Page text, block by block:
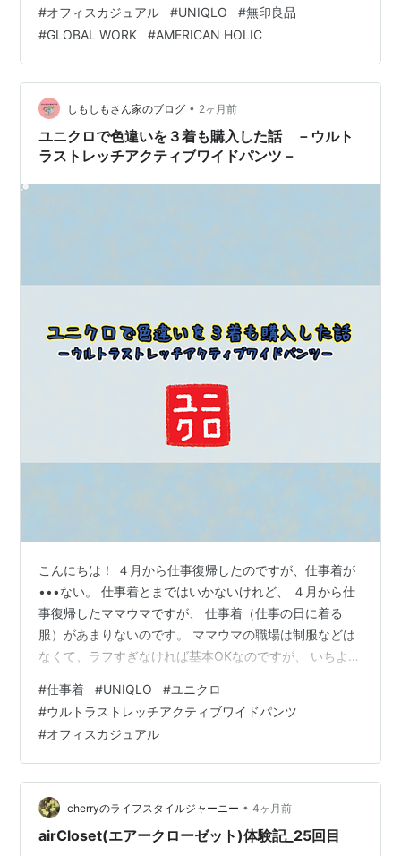
ち、昔と同じ（程度の）服を買おうとすると、バカ高く
て手が出ない。 ではカジュアルになって楽になったかと
言うと、金銭的には楽になったが、何を買ってどう着る
か、とっても難しくなった。定番はUNIQLOなんだろう
が、なんだかんだ、UNIQLOでは家用のTシャツとサング
ラス位しか買わないなあ…無印良品もよ…
#オフィスカジュアル #UNIQLO #無印良品
#GLOBAL WORK #AMERICAN HOLIC
しもしもさん家のブログ • 2ヶ月前
ユニクロで色違いを３着も購入した話 －ウルト
ラストレッチアクティブワイドパンツ－
こんにちは！ ４月から仕事復帰したのですが、仕事着が
•••ない。 仕事着とまではいかないけれど、 ４月から仕
事復帰したママウマですが、 仕事着（仕事の日に着る
服）があまりないのです。 ママウマの職場は制服などは
なくて、ラフすぎなければ基本OKなのですが、 いちよ
服装だけでも仕事できる感じに見せたいママウマなので
す（笑） まぁ今の仕事ももう何年か続けてるので、 仕事
着が全くないわけではないですが、 まず、長男ヘビを産
んでから、授乳で減量に成功し、 ありがたいことにまだ
リバウンドをしてないので、 妊娠前とは体形がだいぶ変
わりました！(=ﾟωﾟ)…
#仕事着 #UNIQLO #ユニクロ
#ウルトラストレッチアクティブワイドパンツ
#オフィスカジュアル
cherryのライフスタイルジャーニー • 4ヶ月前
airCloset(エアークローゼット)体験記_25回目